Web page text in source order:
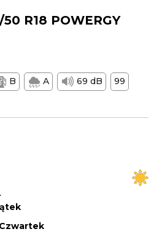
R18 POWERGY
B A 69 dB
99
Czwartek